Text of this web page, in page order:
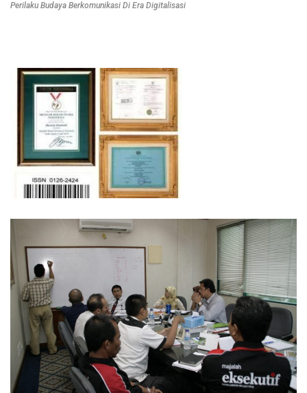
Perilaku Budaya Berkomunikasi Di Era Digitalisasi